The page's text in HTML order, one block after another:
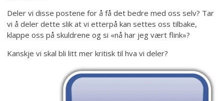
Deler vi disse postene for å få det bedre med oss selv? Tar
vi å deler dette slik at vi etterpå kan settes oss tilbake,
klappe oss på skuldrene og si «nå har jeg vært flink»?
Kanskje vi skal bli litt mer kritisk til hva vi deler?